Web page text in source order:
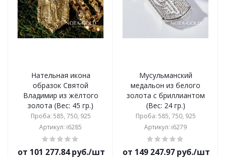
Нательная икона
образок Святой
Владимир из жёлтого
золота (Вес: 45 гр.)
Проба: 585, 750, 925
Артикул: i6285
от 101 277.84 руб./шт
Мусульманский
медальон из белого
золота с бриллиантом
(Вес: 24 гр.)
Проба: 585, 750, 925
Артикул: i6279
от 149 247.97 руб./шт